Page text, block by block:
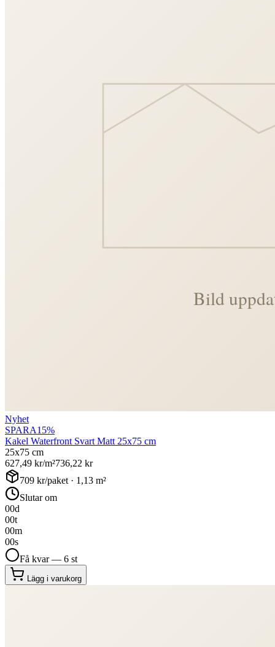
Nyhet
SPARA15%
Kakel Waterfront Svart Matt 25x75 cm
25x75 cm
627,49 kr/m²736,22 kr
709 kr/paket · 1,13 m²
Slutar om
00d
00t
00m
00s
Få kvar — 6 st
Lägg i varukorg